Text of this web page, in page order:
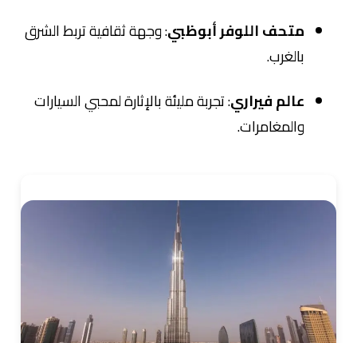
متحف اللوفر أبوظبي: وجهة ثقافية تربط الشرق
بالغرب.
عالم فيراري: تجربة مليئة بالإثارة لمحبي السيارات
والمغامرات.